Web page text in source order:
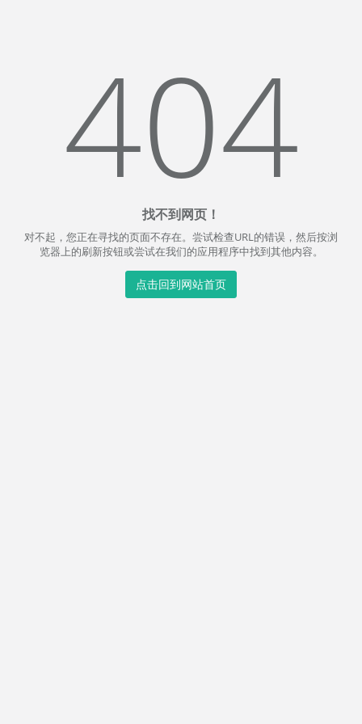
404
找不到网页！
对不起，您正在寻找的页面不存在。尝试检查URL的错误，然后按浏
览器上的刷新按钮或尝试在我们的应用程序中找到其他内容。
点击回到网站首页